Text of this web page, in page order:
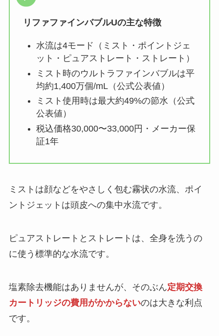
リファファインバブルUの主な特徴
水流は4モード（ミスト・ポイントジェ
ット・ピュアストレート・ストレート）
ミスト時のウルトラファインバブルは平
均約1,400万個/mL（公式公表値）
ミスト使用時は最大約49%の節水（公式
公表値）
税込価格30,000〜33,000円・メーカー保
証1年
ミストは顔などをやさしく包む霧状の水流、ポイ
ントジェットは頭皮への集中水流です。
ピュアストレートとストレートは、全身を洗うの
に使う標準的な水流です。
塩素除去機能はありませんが、そのぶん定期交換
カートリッジの費用がかからないのは大きな利点
です。